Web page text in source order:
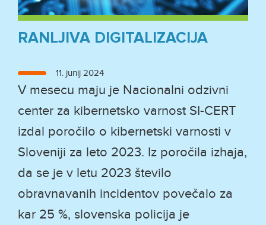
RANLJIVA DIGITALIZACIJA
Objavljeno
dne
11. junij 2024
V mesecu maju je Nacionalni odzivni
center za kibernetsko varnost SI-CERT
izdal poročilo o kibernetski varnosti v
Sloveniji za leto 2023. Iz poročila izhaja,
da se je v letu 2023 število
obravnavanih incidentov povečalo za
kar 25 %, slovenska policija je